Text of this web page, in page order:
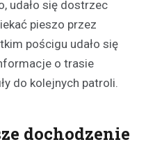
udało się dostrzec
pieszo przez
pościgu udało się
o trasie
do kolejnych patroli.
dochodzenie